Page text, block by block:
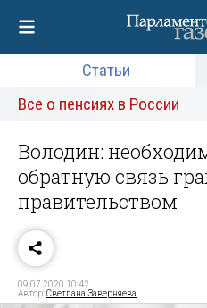
Статьи
Все о пенсиях в России
Володин:
обратную связь
правительством
09.07.2020 10:42
Автор:Светлана Заверняева